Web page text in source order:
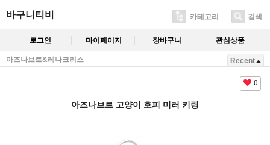
바구니티비 카테고리 검색
로그인 마이페이지 장바구니 관심상품
아즈나브르&레나크리스 Recent
0
아즈나브르 고양이 호피 미러 키링